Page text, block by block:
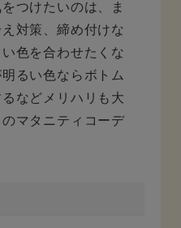
つけたいのは、ま
対策、締め付けな
色を合わせたくな
るい色ならボトム
などメリハリも大
マタニティコーデ